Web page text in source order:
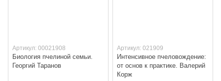
Артикул: 00021908
Биология пчелиной семьи.
Георгий Таранов
Артикул: 021909
Интенсивное пчеловождение:
от основ к практике. Валерий
Корж